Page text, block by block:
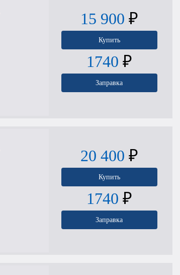
15 900 ₽
Купить
1740 ₽
Заправка
20 400 ₽
Купить
1740 ₽
Заправка